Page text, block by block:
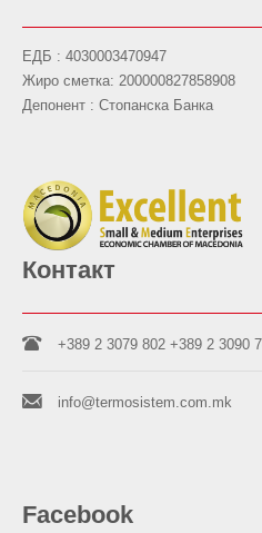
ЕДБ : 4030003470947
Жиро сметка: 200000827858908
Депонент : Стопанска Банка
Контакт
+389 2 3079 802 +389 2 3090
info@termosistem.com.mk
Facebook